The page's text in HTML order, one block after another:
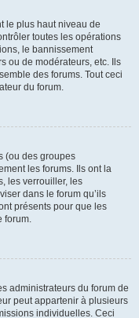
le plus haut niveau de
toutes les opérations
le bannissement
ou de modérateurs, etc. Ils
des forums. Tout ceci
du forum.
(ou des groupes
les forums. Ils ont la
les verrouiller, les
dans le forum qu’ils
présents pour que les
forum.
administrateurs du forum de
peut appartenir à plusieurs
individuelles. Ceci